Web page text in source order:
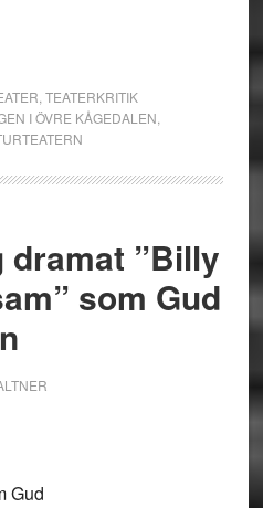
TEATERKRITIK
I ÖVRE KÅGEDALEN
dramat ”Billy
som Gud
Gud